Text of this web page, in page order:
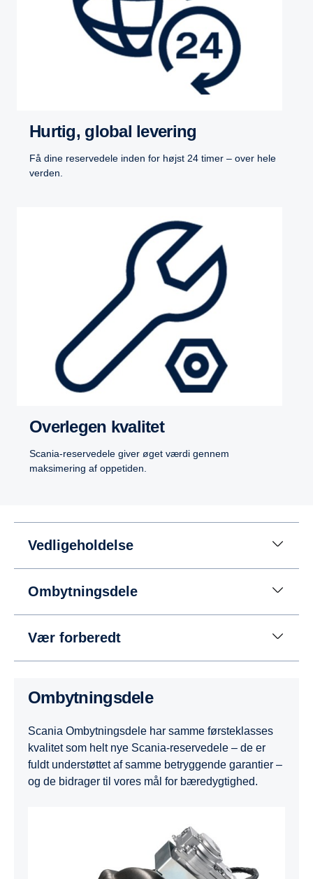
Hurtig, global levering
Få dine reservedele inden for højst 24 timer – over hele
verden.
Overlegen kvalitet
Scania-reservedele giver øget værdi gennem
maksimering af oppetiden.
Vedligeholdelse
Ombytningsdele
Vær forberedt
Ombytningsdele
Scania Ombytningsdele har samme førsteklasses
kvalitet som helt nye Scania-reservedele – de er
fuldt understøttet af samme betryggende garantier –
og de bidrager til vores mål for bæredygtighed.